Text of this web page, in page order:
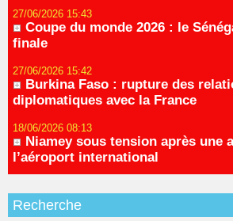
27/06/2026 15:43
Coupe du monde 2026 : le
finale
27/06/2026 15:42
Burkina Faso : rupture des
diplomatiques avec la France
18/06/2026 08:13
Niamey sous tension après une
l’aéroport international
Recherche